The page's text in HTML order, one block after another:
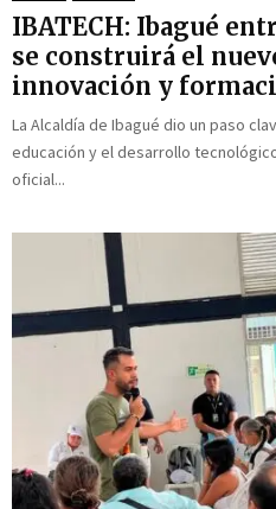
IBATECH: Ibagué
se construirá el
innovación y
La Alcaldía de Ibagué dio un paso
educación y el desarrollo
oficial...